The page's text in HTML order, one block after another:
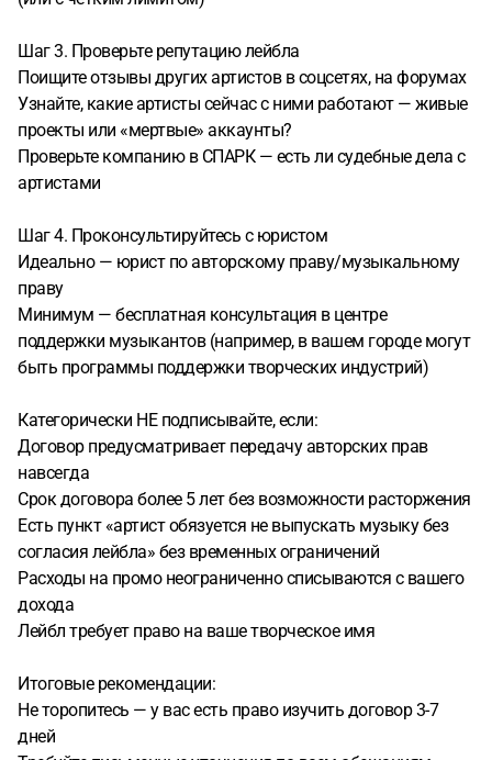
Шаг 3. Проверьте репутацию лейбла
Поищите отзывы других артистов в соцсетях, на форумах
Узнайте, какие артисты сейчас с ними работают — живые
проекты или «мертвые» аккаунты?
Проверьте компанию в СПАРК — есть ли судебные дела с
артистами
Шаг 4. Проконсультируйтесь с юристом
Идеально — юрист по авторскому праву/музыкальному
праву
Минимум — бесплатная консультация в центре
поддержки музыкантов (например, в вашем городе могут
быть программы поддержки творческих индустрий)
Категорически НЕ подписывайте, если:
Договор предусматривает передачу авторских прав
навсегда
Срок договора более 5 лет без возможности расторжения
Есть пункт «артист обязуется не выпускать музыку без
согласия лейбла» без временных ограничений
Расходы на промо неограниченно списываются с вашего
дохода
Лейбл требует право на ваше творческое имя
Итоговые рекомендации:
Не торопитесь — у вас есть право изучить договор 3-7
дней